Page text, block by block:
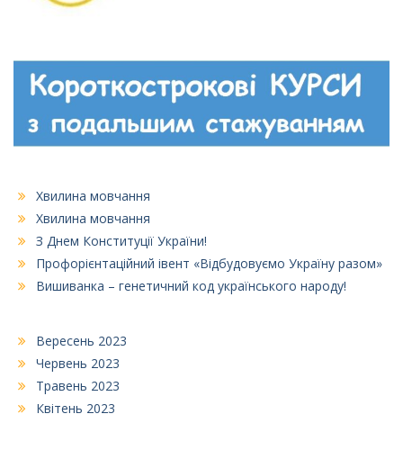
Хвилина мовчання
Хвилина мовчання
З Днем Конституції України!
Профорієнтаційний івент «Відбудовуємо Україну разом»
Вишиванка – генетичний код українського народу!
Вересень 2023
Червень 2023
Травень 2023
Квітень 2023